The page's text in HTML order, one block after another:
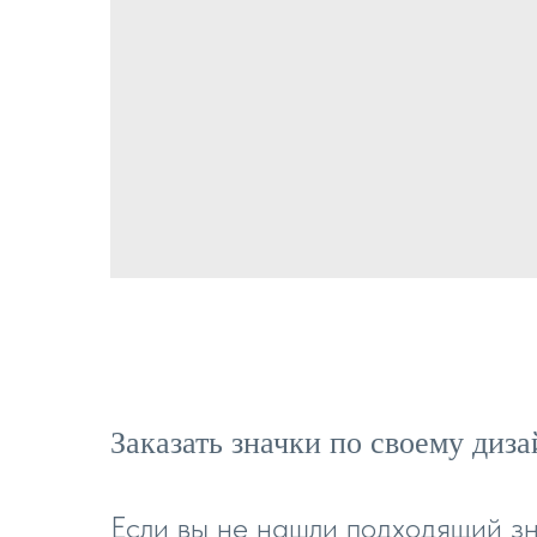
Заказать значки по своему
Если вы не нашли подходящий